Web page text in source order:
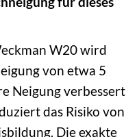
W20 wird
von etwa 5
Neigung verbessert
das Risiko von
Die exakte